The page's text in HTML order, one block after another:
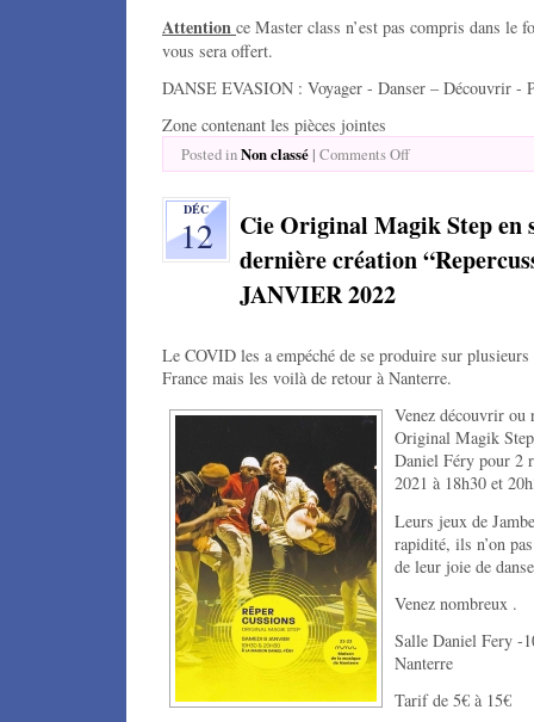
Attention ce Master class n’est pas compris dans le
vous sera offert.
DANSE EVASION : Voyager - Danser – Découvrir -
Zone contenant les pièces jointes
Posted inNon classé | Comments Off
DÉC
12
Cie Original Magik Step en
dernière création
JANVIER 2022
Le COVID les a empéché de se produire sur plusieurs
France mais les voilà de retour à Nanterre.
Venez découvrir ou
Original Magik
Daniel Féry pour 2
2021 à 18h30 et
Leurs jeux de
rapidité, ils n’on
de leur joie de
Venez nombreux .
Salle Daniel Fery -
Nanterre
Tarif de 5€ à 15€